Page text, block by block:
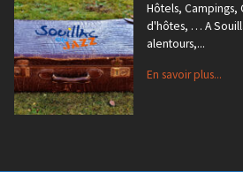
Hôtels, Campings,
d'hôtes, … A
alentours,...
En savoir plus...